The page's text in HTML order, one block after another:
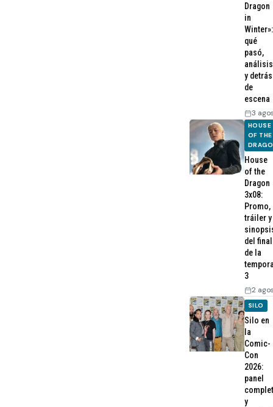
Dragon
in
Winter»:
qué
pasó,
análisis
y detrás
de
escena
3
HOUSE
OF THE
House
of the
Dragon
3x08:
Promo,
tráiler y
del final
de la
3
2
SILO
Silo en
la
Comic-
Con
2026:
panel
y